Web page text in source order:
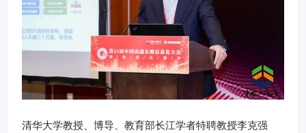
清华大学教授、博导、教育部长江学者特聘教授李克强